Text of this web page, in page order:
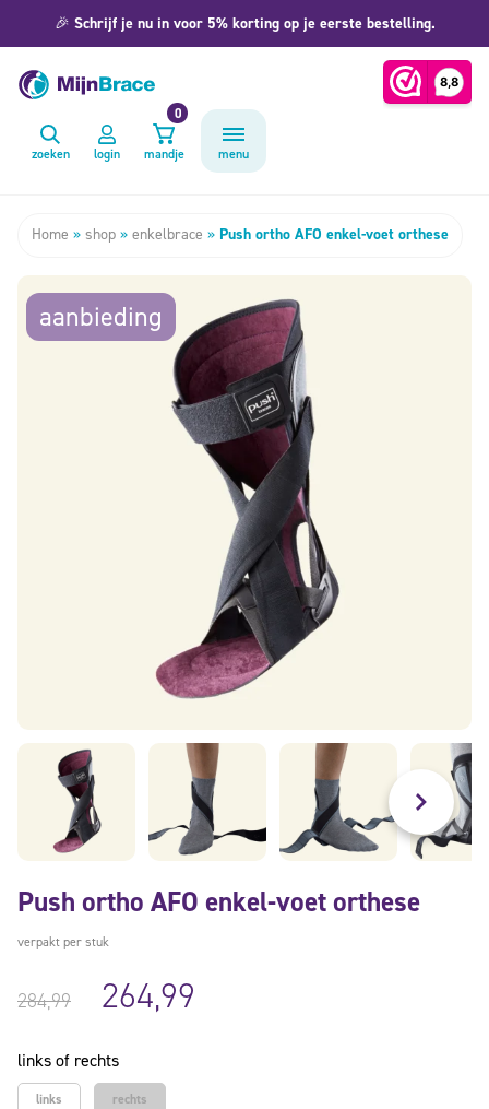
🎉 Schrijf je nu in voor 5% korting op je eerste bestelling.
zoeken login mandje
0
menu
Home » shop » enkelbrace » Push ortho AFO enkel-voet orthese
Push ortho AFO enkel-voet orthese
verpakt per stuk
284,99 264,99
links of rechts
links rechts
aanbieding